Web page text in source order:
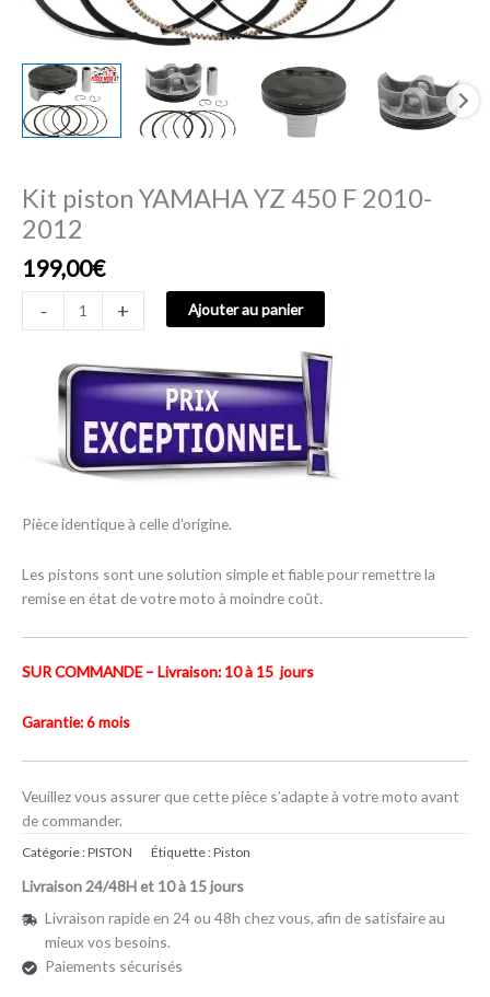
Kit piston YAMAHA YZ 450 F 2010-
2012
199,00€
- + Ajouter au panier
Pièce identique à celle d’origine.
Les pistons sont une solution simple et fiable pour remettre la
remise en état de votre moto à moindre coût.
SUR COMMANDE – Livraison: 10 à 15 jours
Garantie: 6 mois
Veuillez vous assurer que cette pièce s’adapte à votre moto avant
de commander.
Catégorie :PISTON Étiquette :Piston
Livraison 24/48H et 10 à 15 jours
Livraison rapide en 24 ou 48h chez vous, afin de satisfaire au
mieux vos besoins.
Paiements sécurisés